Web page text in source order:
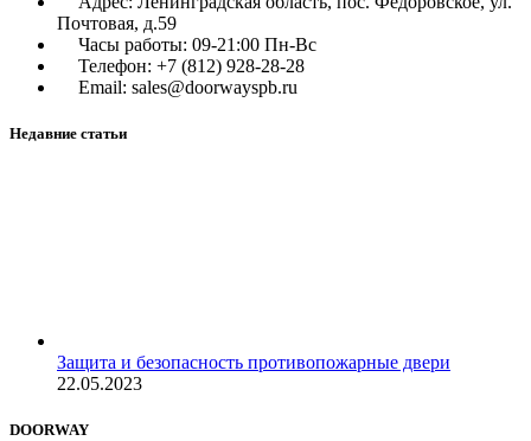
Почтовая, д.59
Часы работы: 09-21:00 Пн-Вс
Телефон: +7 (812) 928-28-28
Email: sales@doorwayspb.ru
Недавние статьи
Защита и безопасность противопожарные двери
22.05.2023
DOORWAY